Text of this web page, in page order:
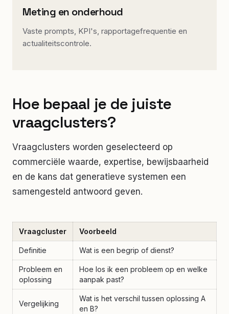
Meting en onderhoud
Vaste prompts, KPI's, rapportagefrequentie en
actualiteitscontrole.
Hoe bepaal je de juiste
vraagclusters?
Vraagclusters worden geselecteerd op
commerciële waarde, expertise, bewijsbaarheid
en de kans dat generatieve systemen een
samengesteld antwoord geven.
Vraagcluster Voorbeeld
Definitie Wat is een begrip of dienst?
Probleem en
oplossing
Hoe los ik een probleem op en welke
aanpak past?
Vergelijking
Wat is het verschil tussen oplossing A
en B?